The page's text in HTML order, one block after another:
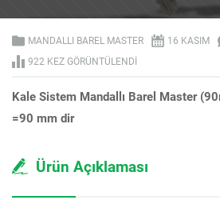
MANDALLI BAREL MASTER 16 KASIM
922 KEZ GÖRÜNTÜLENDI
Kale Sistem Mandallı Barel Master
=90 mm dir
Ürün Açıklaması